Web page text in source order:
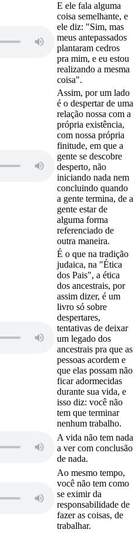
E ele fala alguma
coisa semelhante, e
ele diz: "Sim, mas
meus antepassados
plantaram cedros
pra mim, e eu estou
realizando a mesma
coisa".
Assim, por um lado
é o despertar de uma
relação nossa com a
própria existência,
com nossa própria
finitude, em que a
gente se descobre
desperto, não
iniciando nada nem
concluindo quando
a gente termina, de a
gente estar de
alguma forma
referenciado de
outra maneira.
É o que na tradição
judaica, na "Ética
dos Pais", a ética
dos ancestrais, por
assim dizer, é um
livro só sobre
despertares,
tentativas de deixar
um legado dos
ancestrais pra que as
pessoas acordem e
que elas possam não
ficar adormecidas
durante sua vida, e
isso diz: você não
tem que terminar
nenhum trabalho.
A vida não tem nada
a ver com conclusão
de nada.
Ao mesmo tempo,
você não tem como
se eximir da
responsabilidade de
fazer as coisas, de
trabalhar.